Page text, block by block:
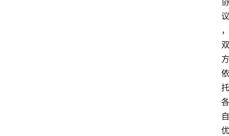
议
，
双
方
依
托
各
自
优